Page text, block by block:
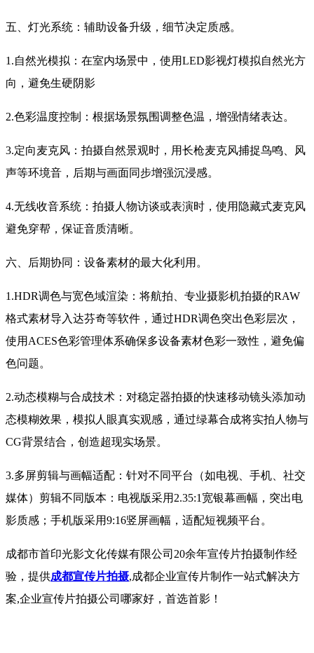
五、灯光系统：辅助设备升级，细节决定质感。
1.自然光模拟：在室内场景中，使用LED影视灯模拟自然光方
向，避免生硬阴影
2.色彩温度控制：根据场景氛围调整色温，增强情绪表达。
3.定向麦克风：拍摄自然景观时，用长枪麦克风捕捉鸟鸣、风
声等环境音，后期与画面同步增强沉浸感。
4.无线收音系统：拍摄人物访谈或表演时，使用隐藏式麦克风
避免穿帮，保证音质清晰。
六、后期协同：设备素材的最大化利用。
1.HDR调色与宽色域渲染：将航拍、专业摄影机拍摄的RAW
格式素材导入达芬奇等软件，通过HDR调色突出色彩层次，
使用ACES色彩管理体系确保多设备素材色彩一致性，避免偏
色问题。
2.动态模糊与合成技术：对稳定器拍摄的快速移动镜头添加动
态模糊效果，模拟人眼真实观感，通过绿幕合成将实拍人物与
CG背景结合，创造超现实场景。
3.多屏剪辑与画幅适配：针对不同平台（如电视、手机、社交
媒体）剪辑不同版本：电视版采用2.35:1宽银幕画幅，突出电
影质感；手机版采用9:16竖屏画幅，适配短视频平台。
成都市首印光影文化传媒有限公司20余年宣传片拍摄制作经
验，提供成都宣传片拍摄,成都企业宣传片制作一站式解决方
案,企业宣传片拍摄公司哪家好，首选首影！